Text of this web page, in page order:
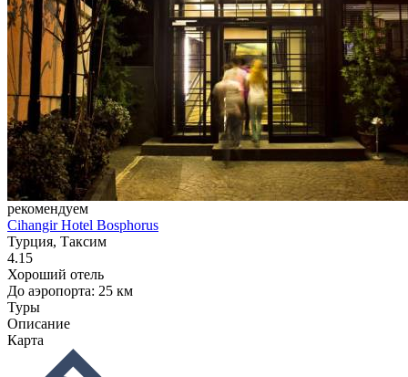
рекомендуем
Cihangir Hotel Bosphorus
Турция, Таксим
4.15
Хороший отель
До аэропорта: 25 км
Туры
Описание
Карта